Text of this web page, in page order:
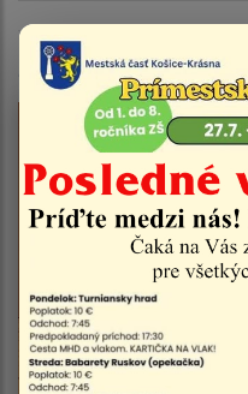
Zoznam aktualít: